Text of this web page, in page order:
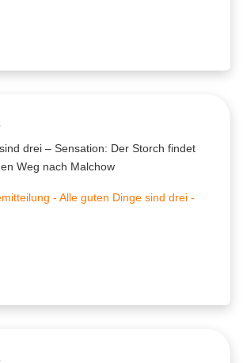
drei – Sensation: Der Storch findet
Weg nach Malchow
- Alle guten Dinge sind drei -